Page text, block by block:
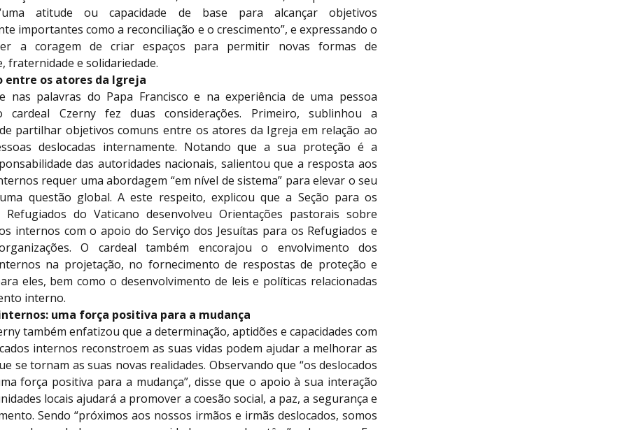
atitude ou capacidade de base para alcançar objetivos
importantes como a reconciliação e o crescimento”, e expressando o
a coragem de criar espaços para permitir novas formas de
fraternidade e solidariedade.
entre os atores da Igreja
nas palavras do Papa Francisco e na experiência de uma pessoa
cardeal Czerny fez duas considerações. Primeiro, sublinhou a
partilhar objetivos comuns entre os atores da Igreja em relação ao
deslocadas internamente. Notando que a sua proteção é a
das autoridades nacionais, salientou que a resposta aos
requer uma abordagem “em nível de sistema” para elevar o seu
questão global. A este respeito, explicou que a Seção para os
do Vaticano desenvolveu Orientações pastorais sobre
internos com o apoio do Serviço dos Jesuítas para os Refugiados e
O cardeal também encorajou o envolvimento dos
na projetação, no fornecimento de respostas de proteção e
eles, bem como o desenvolvimento de leis e políticas relacionadas
interno.
uma força positiva para a mudança
também enfatizou que a determinação, aptidões e capacidades com
internos reconstroem as suas vidas podem ajudar a melhorar as
se tornam as suas novas realidades. Observando que “os deslocados
força positiva para a mudança”, disse que o apoio à sua interação
locais ajudará a promover a coesão social, a paz, a segurança e
Sendo “próximos aos nossos irmãos e irmãs deslocados, somos